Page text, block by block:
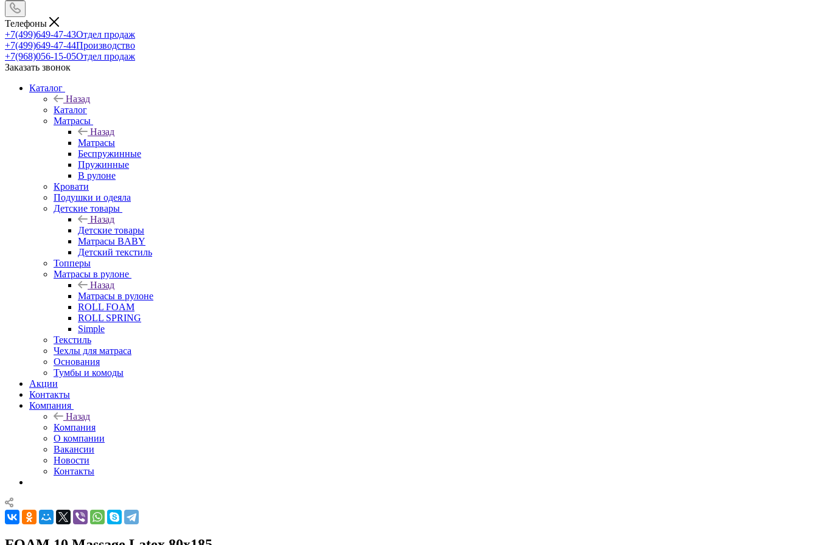
Телефоны
+7(499)649-47-43Отдел продаж
+7(499)649-47-44Производство
+7(968)056-15-05Отдел продаж
Заказать звонок
Каталог
Назад
Каталог
Матрасы
Назад
Матрасы
Беспружинные
Пружинные
В рулоне
Кровати
Подушки и одеяла
Детские товары
Назад
Детские товары
Матрасы BABY
Детский текстиль
Топперы
Матрасы в рулоне
Назад
Матрасы в рулоне
ROLL FOAM
ROLL SPRING
Simple
Текстиль
Чехлы для матраса
Основания
Тумбы и комоды
Акции
Контакты
Компания
Назад
Компания
О компании
Вакансии
Новости
Контакты